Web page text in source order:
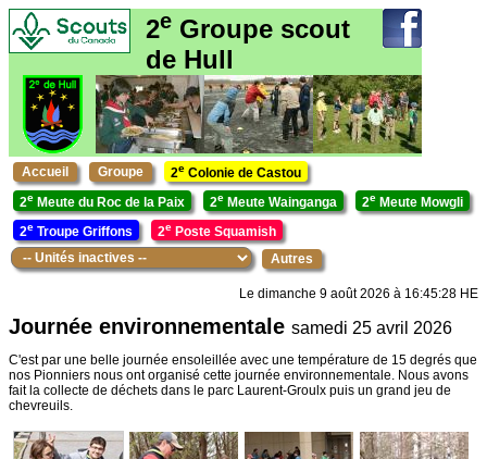
2e Groupe scout
de Hull
Accueil Groupe 2e Colonie de Castou
2e Meute du Roc de la Paix 2e Meute Wainganga 2e Meute Mowgli
2e Troupe Griffons 2e Poste Squamish
Autres
Le dimanche 9 août 2026 à 16:45:28 HE
Journée environnementale samedi 25 avril 2026
C'est par une belle journée ensoleillée avec une température de 15 degrés que
nos Pionniers nous ont organisé cette journée environnementale. Nous avons
fait la collecte de déchets dans le parc Laurent-Groulx puis un grand jeu de
chevreuils.